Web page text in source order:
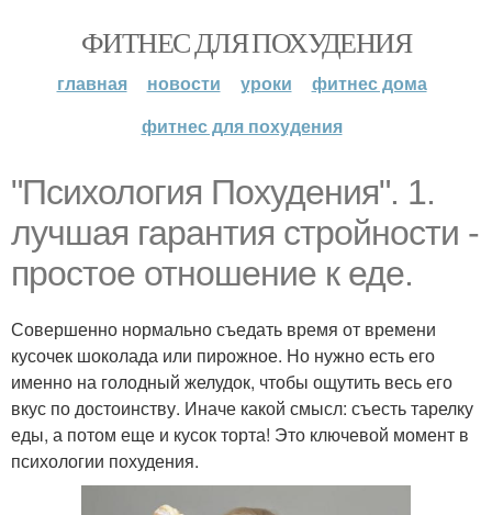
ФИТНЕС ДЛЯ ПОХУДЕНИЯ
главная новости уроки
фитнес дома
фитнес для похудения
"Психология Похудения". 1.
лучшая гарантия стройности -
простое отношение к еде.
Совершенно нормально съедать время от времени
кусочек шоколада или пирожное. Но нужно есть его
именно на голодный желудок, чтобы ощутить весь его
вкус по достоинству. Иначе какой смысл: съесть тарелку
еды, а потом еще и кусок торта! Это ключевой момент в
психологии похудения.